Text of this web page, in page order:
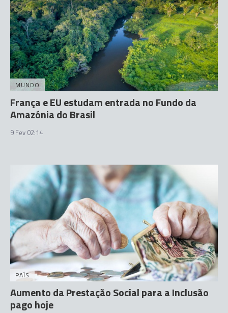
MUNDO
França e EU estudam entrada no Fundo da
Amazónia do Brasil
9 Fev 02:14
PAÍS
Aumento da Prestação Social para a Inclusão
pago hoje